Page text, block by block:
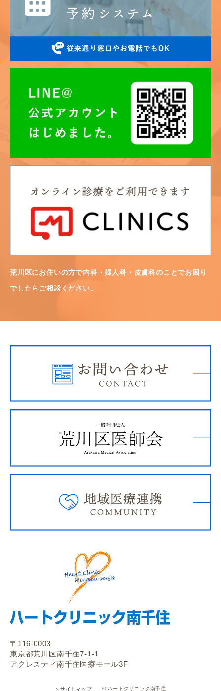
荒川区にお住いの方で内科・婦人科・皮膚科のことでお困り
でしたらご相談ください。
〒116-0003
東京都荒川区南千住7-1-1
アクレスティ南千住医療モール3F
＞サイトマップ © ハートクリニック南千住